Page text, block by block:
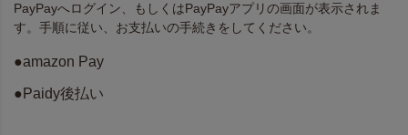
PayPayへログイン、もしくはPayPayアプリの画面が表示されま
す。手順に従い、お支払いの手続きをしてください。
●amazon Pay
●Paidy後払い